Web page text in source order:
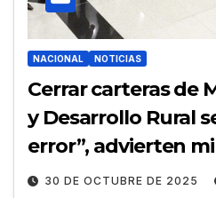
NACIONAL NOTICIAS
Cerrar carteras de
y Desarrollo Rural
error”, advierten
30 DE OCTUBRE DE 2025